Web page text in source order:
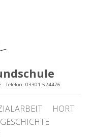
Telefon: 03301-524476
HORT
GESCHICHTE